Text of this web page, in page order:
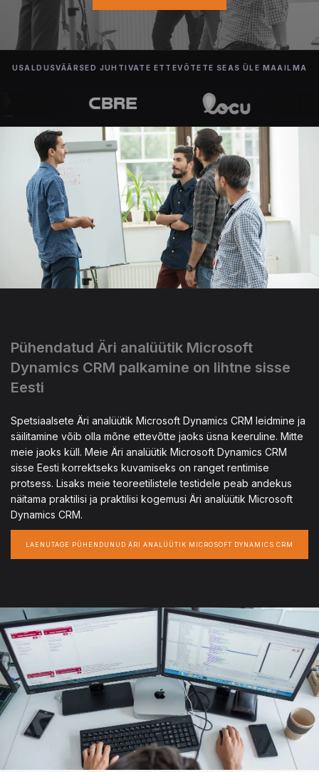
USALDUSVÄÄRSED JUHTIVATE ETTEVÕTETE SEAS ÜLE MAAILMA
Pühendatud Äri analüütik Microsoft
Dynamics CRM palkamine on lihtne sisse
Eesti
Spetsiaalsete Äri analüütik Microsoft Dynamics CRM leidmine ja
säilitamine võib olla mõne ettevõtte jaoks üsna keeruline. Mitte
meie jaoks küll. Meie Äri analüütik Microsoft Dynamics CRM
sisse Eesti korrektseks kuvamiseks on ranget rentimise
protsess. Lisaks meie teoreetilistele testidele peab andekus
näitama praktilisi ja praktilisi kogemusi Äri analüütik Microsoft
Dynamics CRM.
LAENUTAGE PÜHENDUNUD ÄRI ANALÜÜTIK MICROSOFT DYNAMICS CRM